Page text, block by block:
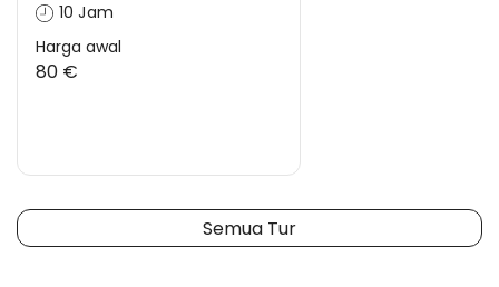
10 Jam
Harga awal
80 €
Semua Tur